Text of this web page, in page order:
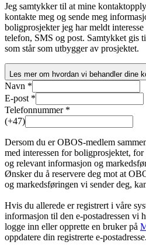
Jeg samtykker til at mine
kontakte meg og sende meg
boligprosjekter jeg har meldt
telefon, SMS og post. Samtykket gis
som står som utbygger av prosjektet.
Les mer om hvordan vi behandler dine
Navn *
E-post *
Telefonnummer *
(+47)
Dersom du er OBOS-medlem
med interessen for boligprosjektet,
og relevant informasjon og
Ønsker du å reservere deg mot at
og markedsføringen vi sender deg,
Hvis du allerede er registrert i våre
informasjon til den e-postadressen vi
logge inn eller opprette en bruker på
oppdatere din registrerte e-postadresse.